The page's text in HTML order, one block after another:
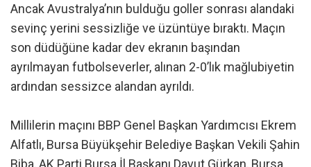
Ancak Avustralya’nın bulduğu goller sonrası alandaki
sevinç yerini sessizliğe ve üzüntüye bıraktı. Maçın
son düdüğüne kadar dev ekranın başından
ayrılmayan futbolseverler, alınan 2-0’lık mağlubiyetin
ardından sessizce alandan ayrıldı.
Millilerin maçını BBP Genel Başkan Yardımcısı Ekrem
Alfatlı, Bursa Büyükşehir Belediye Başkan Vekili Şahin
Biba, AK Parti Bursa İl Başkanı Davut Gürkan, Bursa